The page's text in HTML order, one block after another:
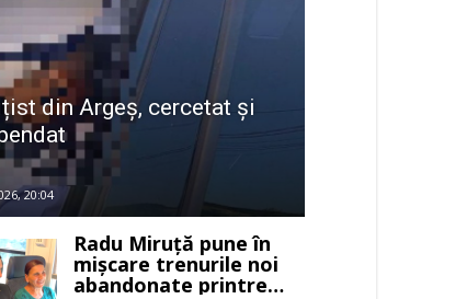
din Argeș, cercetat și
20:04
Radu Miruță pune în
mișcare trenurile noi
abandonate printre